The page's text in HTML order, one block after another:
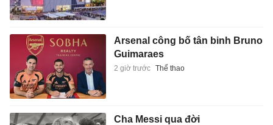
Arsenal công bố tân binh Bruno
Guimaraes
2 giờ trước Thể thao
Cha Messi qua đời